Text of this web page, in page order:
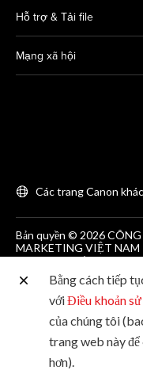
Hỗ trợ & Tải file
Mạng xã hội
Các trang Canon khác
Bản quyền © 2026
MARKETING VIỆT NAM
GCNĐKDN số
đầu ngày 25/06/2012
Phòng 203, Tầng 2, Tòa
Trãi, Quận 1, Thành phố
Bằng cách tiếp
vớiĐiều khoản
của chúng tôi
trang web này
hơn).